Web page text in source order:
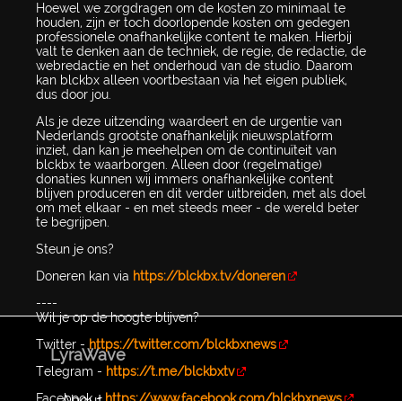
Hoewel we zorgdragen om de kosten zo minimaal te
houden, zijn er toch doorlopende kosten om gedegen
professionele onafhankelijke content te maken. Hierbij
valt te denken aan de techniek, de regie, de redactie, de
webredactie en het onderhoud van de studio. Daarom
kan blckbx alleen voortbestaan via het eigen publiek,
dus door jou.
Als je deze uitzending waardeert en de urgentie van
Nederlands grootste onafhankelijk nieuwsplatform
inziet, dan kan je meehelpen om de continuïteit van
blckbx te waarborgen. Alleen door (regelmatige)
donaties kunnen wij immers onafhankelijke content
blijven produceren en dit verder uitbreiden, met als doel
om met elkaar - en met steeds meer - de wereld beter
te begrijpen.
Steun je ons?
Doneren kan via https://blckbx.tv/doneren
----
Wil je op de hoogte blijven?
Twitter -https://twitter.com/blckbxnews
Telegram - https://t.me/blckbxtv
LyraWave